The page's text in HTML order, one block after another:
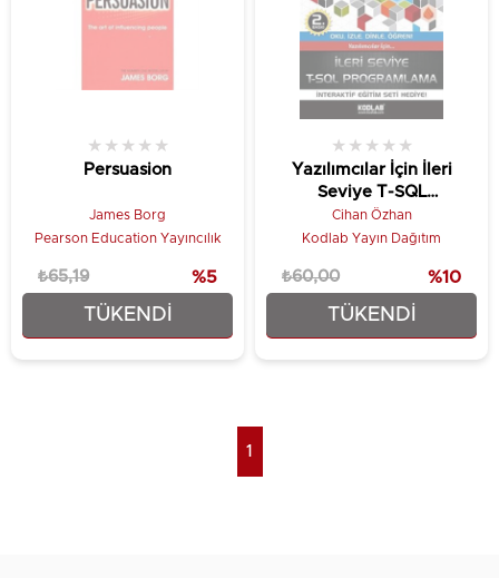
TÜKENDI
Persuasion
★ ★ ★ ★ ★
James Borg
Pearson Education Yayıncılık
₺61,93
₺65,19 %5
TÜKENDI
Yazılımcılar İçin İleri
Seviye T-SQL
Programlama
★ ★ ★ ★ ★
Cihan Özhan
Kodlab Yayın Dağıtım
₺54,00
₺60,00 %10
1